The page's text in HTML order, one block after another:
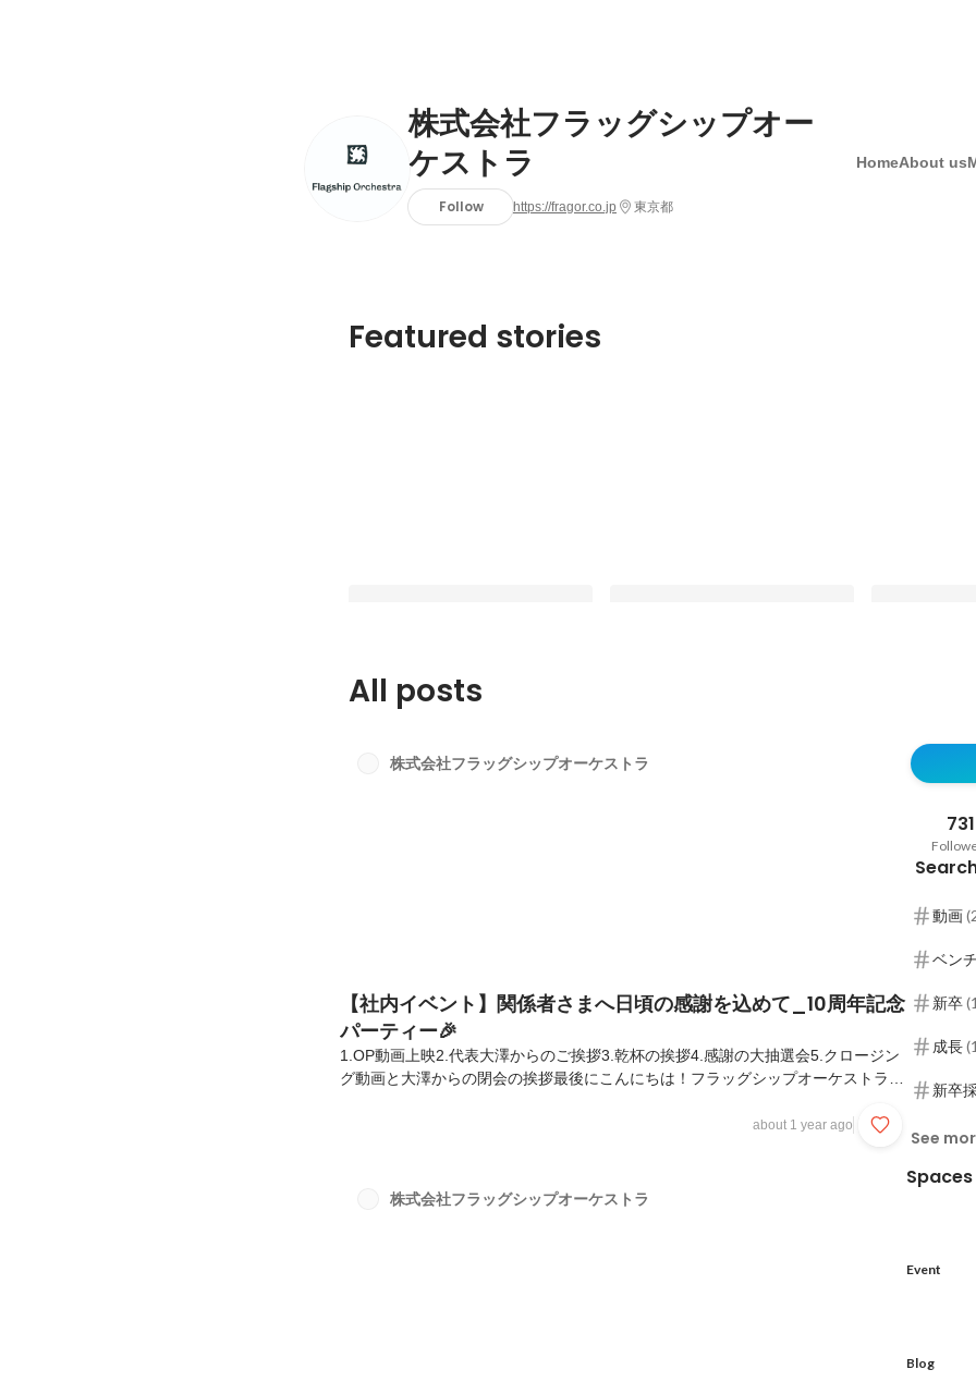
株式会社フラッグシップオー
ケストラ
Follow https://fragor.co.jp 東京都
HomeAbout us
Featured stories
ィー🎉
Latest Latest
女がスタート
選んだ理由
Latest
All posts
株式会社フラッグシップオーケストラ
【社内イベント】関係者さまへ日頃の感謝を込めて_10周年記念
パーティー🎉
1.OP動画上映2.代表大澤からのご挨拶3.乾杯の挨拶4.感謝の大抽選会5.クロージン
グ動画と大澤からの閉会の挨拶最後にこんにちは！フラッグシップオーケストラ
こで、今まで関わりを持たせていただいた皆様に対して、アニバーサリーパーティ
も利用させていただいている港区産業振興センターの大きめのホールが、参加いた
about 1 year ago
株式会社フラッグシップオーケストラ
731
動画(
ベン
新卒(
成長(
新卒
See
Spaces
Event
Blog